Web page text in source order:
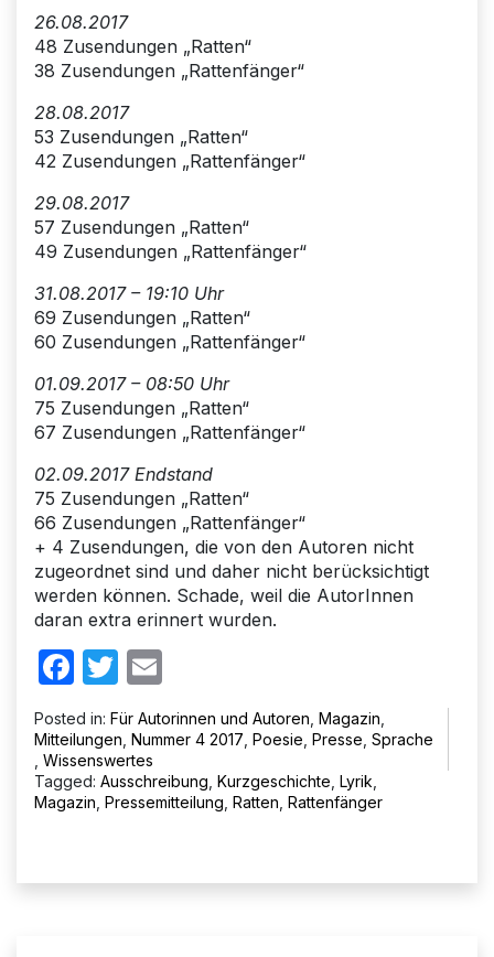
26.08.2017
48 Zusendungen „Ratten“
38 Zusendungen „Rattenfänger“
28.08.2017
53 Zusendungen „Ratten“
42 Zusendungen „Rattenfänger“
29.08.2017
57 Zusendungen „Ratten“
49 Zusendungen „Rattenfänger“
31.08.2017 – 19:10 Uhr
69 Zusendungen „Ratten“
60 Zusendungen „Rattenfänger“
01.09.2017 – 08:50 Uhr
75 Zusendungen „Ratten“
67 Zusendungen „Rattenfänger“
02.09.2017 Endstand
75 Zusendungen „Ratten“
66 Zusendungen „Rattenfänger“
+ 4 Zusendungen, die von den Autoren nicht
zugeordnet sind und daher nicht berücksichtigt
werden können. Schade, weil die AutorInnen
daran extra erinnert wurden.
Facebook
Twitter
Posted in: Für Autorinnen und Autoren Magazin
Mitteilungen Nummer 4 2017 Poesie Presse Sprache
Wissenswertes
Tagged: Ausschreibung Kurzgeschichte Lyrik
Magazin Pressemitteilung Ratten Rattenfänger